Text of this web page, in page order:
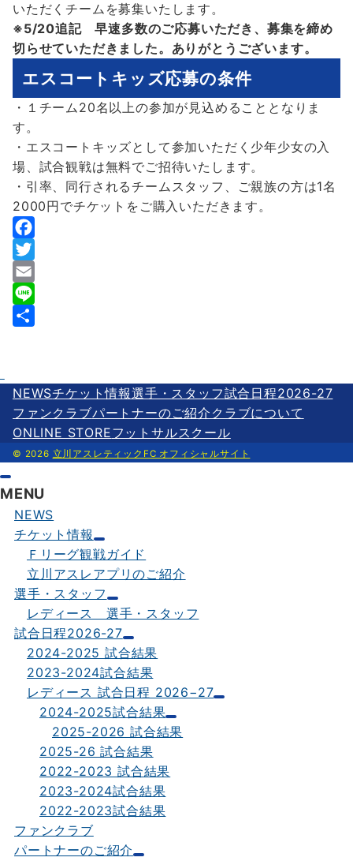
いただくチームを募集いたします。
※5/20追記 早速多数のご応募いただき、募集を締め
切らせていただきました。ありがとうございます。
エスコートキッズ応募の条件
・１チーム20名以上の参加が見込めることとなりま
す。
・エスコートキッズとして参加いただく少年少女の入
場、試合観戦は無料でご招待いたします。
・引率、同行されるチームスタッフ、ご親族の方は1名
2000円でチケットをご購入いただきます。
F
a
c
e
o
k
T
w
e
r
E
m
l
L
e
NEWSチケット情報選手・スタッフ試合日程2026-27
ファンクラブパートナーのご紹介 クラブについて
ONLINE STOREフットサルスクール
© 2026 立川アスレティックFC オフィシャルサイト
MENU
NEWS
チケット情報
Ｆリーグ観戦ガイド
立川アスレアプリのご紹介
選手・スタッフ
レディース 選手・スタッフ
試合日程2026-27
2024-2025 試合結果
2023-2024試合結果
レディース 試合日程 2026−27
2024-2025試合結果
2025-2026 試合結果
2025-26 試合結果
2022-2023 試合結果
2023-2024試合結果
2022-2023試合結果
ファンクラブ
パートナーのご紹介